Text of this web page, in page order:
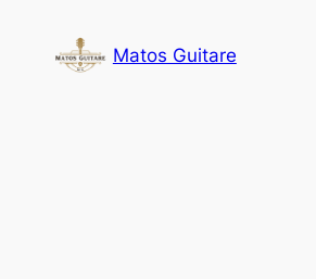
contenu
Matos Guitare